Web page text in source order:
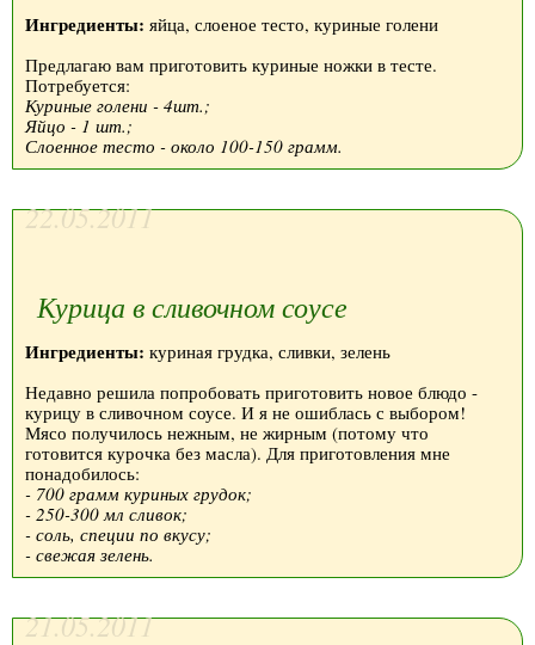
Ингредиенты: яйца, слоеное тесто, куриные голени
Предлагаю вам приготовить куриные ножки в тесте.
Потребуется:
Куриные голени - 4шт.;
Яйцо - 1 шт.;
Слоенное тесто - около 100-150 грамм.
22.05.2011
Курица в сливочном соусе
Ингредиенты: куриная грудка, сливки, зелень
Недавно решила попробовать приготовить новое блюдо -
курицу в сливочном соусе. И я не ошиблась с выбором!
Мясо получилось нежным, не жирным (потому что
готовится курочка без масла). Для приготовления мне
понадобилось:
- 700 грамм куриных грудок;
- 250-300 мл сливок;
- соль, специи по вкусу;
- свежая зелень.
21.05.2011